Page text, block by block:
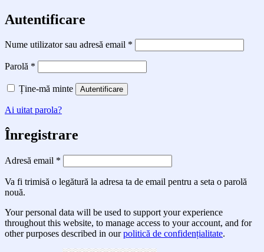
Autentificare
Nume utilizator sau adresă email *
Parolă *
Ține-mă minte Autentificare
Ai uitat parola?
Înregistrare
Adresă email *
Va fi trimisă o legătură la adresa ta de email pentru a seta o parolă
nouă.
Your personal data will be used to support your experience
throughout this website, to manage access to your account, and for
other purposes described in ourpolitică de confidențialitate.